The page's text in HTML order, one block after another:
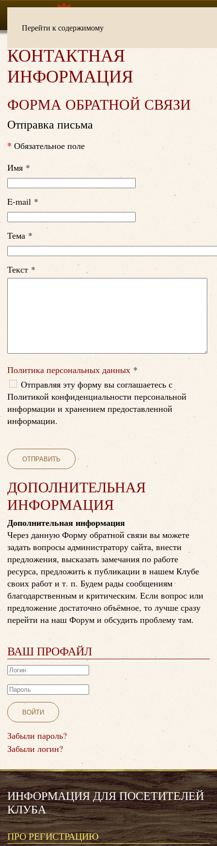
Перейти к содержимому
КОНТАКТНАЯ
ИНФОРМАЦИЯ
ФОРМА ОБРАТНОЙ СВЯЗИ
Отправка письма
* Обязательное поле
Имя *
E-mail *
Тема *
Текст *
Политика персональных данных *
Политика персональных данных
Отправляя эту форму вы соглашаетесь с
Политикой конфиденциальности персональной
информации и хранением предоставленной
информации.
CAPTCHA*
ОТПРАВИТЬ
ДОПОЛНИТЕЛЬНАЯ
ИНФОРМАЦИЯ
Дополнительная информация
Через данную Форму обратной связи вы можете
задать вопросы администратору сайта, внести
предложения, высказать замечания по работе
ресурса, предложить к публикации в нашем Клубе
своих работ и т. п. Будем рады сообщениям
благодарственным и критическим. Если вопрос или
предложение достаточно объёмное, то лучше сразу
перейти на наш Форум и обсудить проблему там.
ВАШ ПРОФАЙЛ
ВОЙТИ
Забыли пароль?
Забыли логин?
ИНФОРМАЦИЯ ДЛЯ ПОСЕТИТЕЛЕЙ
КЛУБА
ПРО РЕГИСТРАЦИЮ